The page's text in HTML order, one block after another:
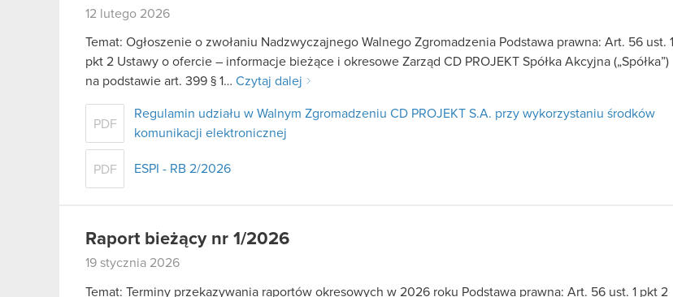
12 lutego 2026
Temat: Ogłoszenie o zwołaniu Nadzwyczajnego Walnego Zgromadzenia Podstawa prawna: Art. 56 ust. 1
pkt 2 Ustawy o ofercie – informacje bieżące i okresowe Zarząd CD PROJEKT Spółka Akcyjna („Spółka”)
na podstawie art. 399 § 1… Czytaj dalej
PDF
Regulamin udziału w Walnym Zgromadzeniu CD PROJEKT S.A. przy wykorzystaniu środków
komunikacji elektronicznej
PDF ESPI - RB 2/2026
Raport bieżący nr 1/2026
19 stycznia 2026
Temat: Terminy przekazywania raportów okresowych w 2026 roku Podstawa prawna: Art. 56 ust. 1 pkt 2